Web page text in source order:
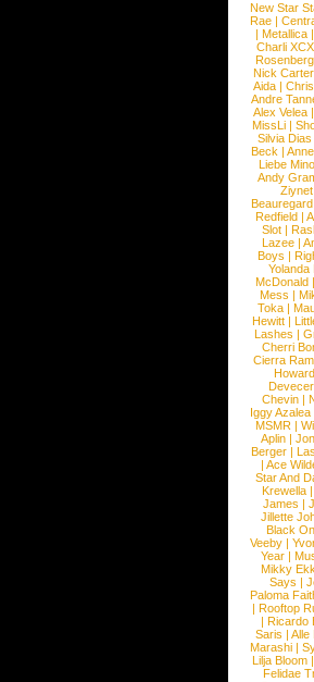
New Star
Rae |
| Metallica |
Charli XCX
Rosenberg
Nick Carter
Aida |
Andre
Alex Velea |
MissLi |
Silvia Dias
Beck |
Liebe
Andy
Beauregard
Redfield |
Slot |
Lazee |
Boys |
Yolanda
McDonald |
Mess |
Toka |
Hewitt |
Lashes |
Cherri
Cierra
Howard
Chevin |
Iggy Azalea
MSMR |
Aplin |
Berger |
|Ace
Star And
Krewella |
James |
Jillette
Black
Veeby |
Year |
Mikky
Says |
Paloma
|Rooftop
| Ricardo
Saris | Alle
Marashi |
Lilja Bloom |
Felidae